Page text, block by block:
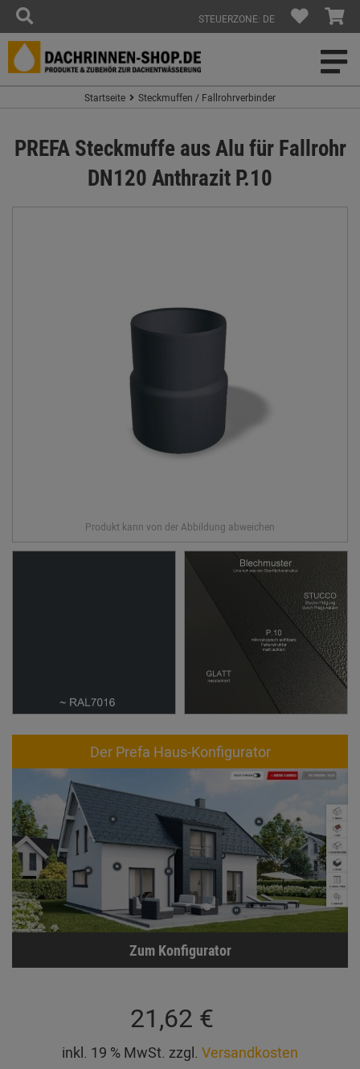
STEUERZONE: DE
Startseite Steckmuffen / Fallrohrverbinder
PREFA Steckmuffe aus Alu für Fallrohr
DN120 Anthrazit P.10
Der Prefa Haus-Konfigurator
Zum Konfigurator
21,62 €
inkl. 19 % MwSt. zzgl. Versandkosten